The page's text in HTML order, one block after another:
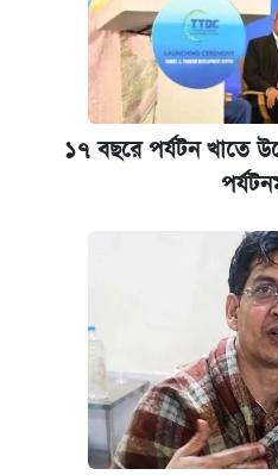
১৭ বছরে পর্যটন খাতে